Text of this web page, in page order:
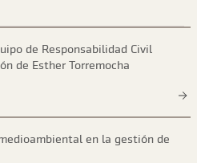
de Responsabilidad Civil
de Esther Torremocha
en la gestión de